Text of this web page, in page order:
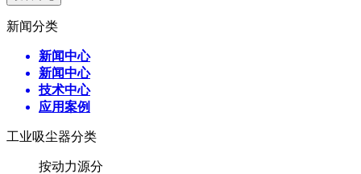
新闻分类
新闻中心
新闻中心
技术中心
应用案例
工业吸尘器分类
按动力源分